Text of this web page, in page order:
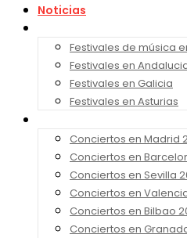
Noticias
Festivales de música
Festivales en
Festivales en Galicia
Festivales en Asturias
Conciertos en Madrid
Conciertos en
Conciertos en Sevilla
Conciertos en
Conciertos en Bilbao
Conciertos en